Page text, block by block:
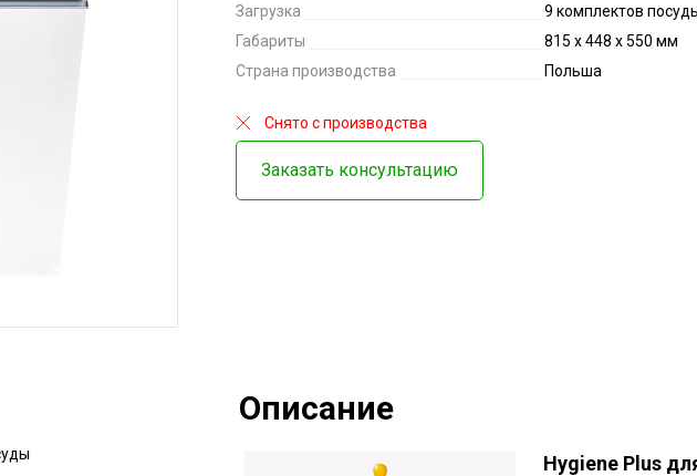
Загрузка
9 комплектов
Габариты
815 x 448 x 550 мм
Страна производства
Польша
Снято с производства
Заказать консультацию
Описание
Hygiene Plus